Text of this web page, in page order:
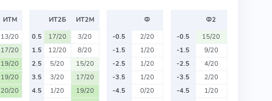
ИТМ
13/20
17/20
19/20
19/20
20/20
ИТ2Б
ИТ2М
0.5
17/20
3/20
1.5
12/20
8/20
2.5
5/20
15/20
3.5
3/20
17/20
4.5
1/20
19/20
Ф
-0.5
2/20
-1.5
1/20
-2.5
1/20
-3.5
1/20
-4.5
0/20
Ф2
-0.5
15/20
-1.5
9/20
-2.5
4/20
-3.5
2/20
-4.5
1/20